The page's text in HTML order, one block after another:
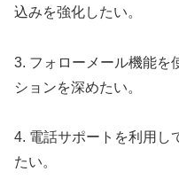
込みを強化したい。
3. フォローメール機能を
ションを深めたい。
4. 電話サポートを利用し
たい。